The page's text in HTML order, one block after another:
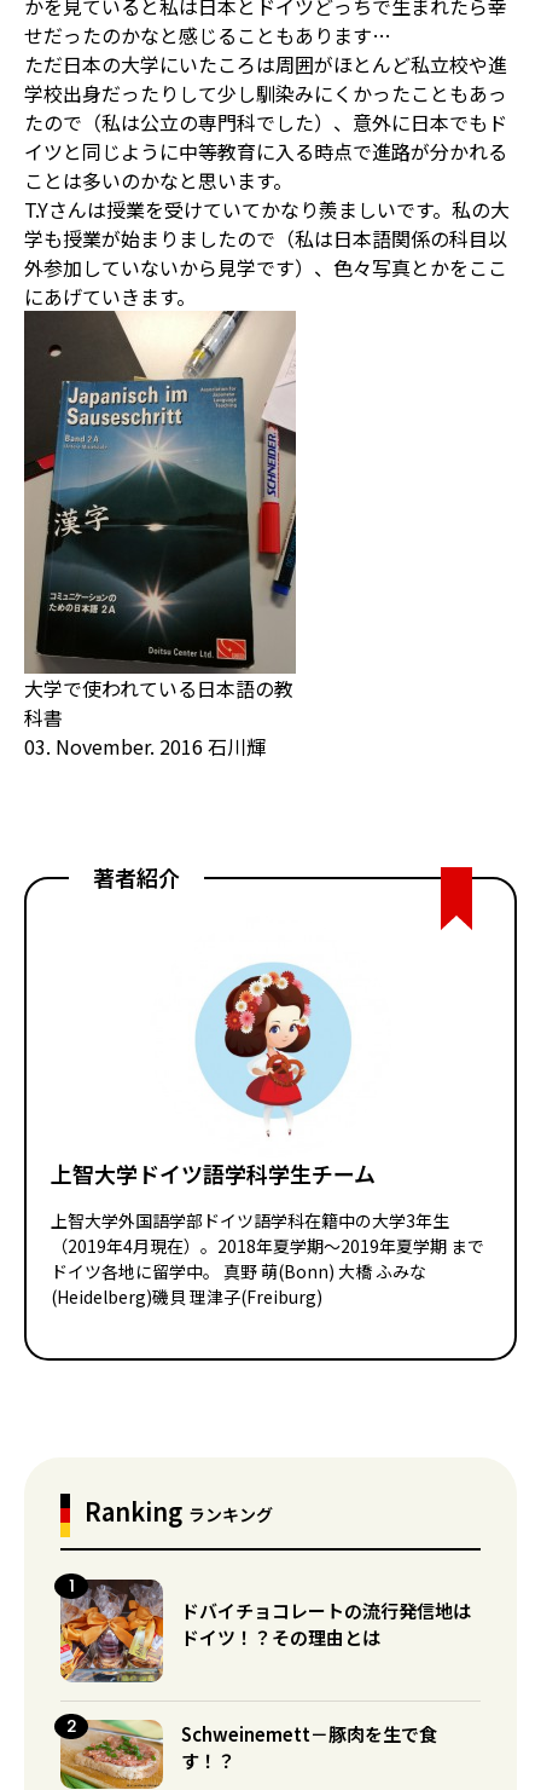
かを見ていると私は日本とドイツどっちで生まれたら幸
せだったのかなと感じることもあります…
ただ日本の大学にいたころは周囲がほとんど私立校や進
学校出身だったりして少し馴染みにくかったこともあっ
たので（私は公立の専門科でした）、意外に日本でもド
イツと同じように中等教育に入る時点で進路が分かれる
ことは多いのかなと思います。
T.Yさんは授業を受けていてかなり羨ましいです。私の大
学も授業が始まりましたので（私は日本語関係の科目以
外参加していないから見学です）、色々写真とかをここ
にあげていきます。
大学で使われている日本語の教
科書
03. November. 2016 石川輝
著者紹介
上智大学ドイツ語学科学生チーム
上智大学外国語学部ドイツ語学科在籍中の大学3年生
（2019年4月現在）。2018年夏学期〜2019年夏学期 まで
ドイツ各地に留学中。 真野 萌(Bonn) 大橋 ふみな
(Heidelberg)磯貝 理津子(Freiburg)
Ranking ランキング
ドバイチョコレートの流行発信地は
ドイツ！？その理由とは
Schweinemett－豚肉を生で食
す！？